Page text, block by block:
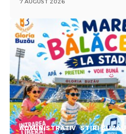
7 AUGUST 2026
ADMINISTRATIV STIRI BUZAU